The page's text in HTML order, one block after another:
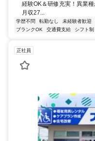
経験OK＆研修充実！異業
月収27...
学歴不問 転勤なし 未経験者歓迎
ブランクOK
交通費支給 シフト制
正社員